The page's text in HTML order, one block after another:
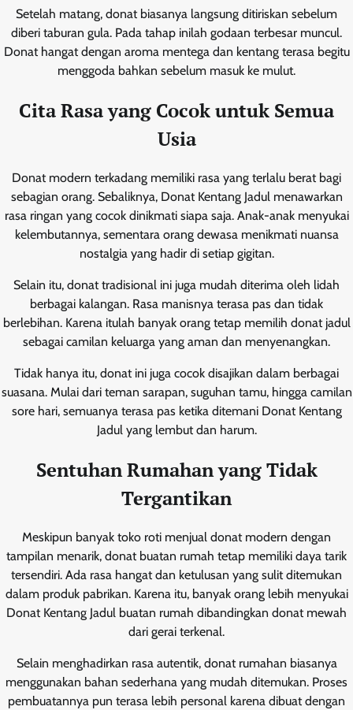
Setelah matang, donat biasanya langsung ditiriskan sebelum
diberi taburan gula. Pada tahap inilah godaan terbesar muncul.
Donat hangat dengan aroma mentega dan kentang terasa begitu
menggoda bahkan sebelum masuk ke mulut.
Cita Rasa yang Cocok untuk Semua
Usia
Donat modern terkadang memiliki rasa yang terlalu berat bagi
sebagian orang. Sebaliknya, Donat Kentang Jadul menawarkan
rasa ringan yang cocok dinikmati siapa saja. Anak-anak menyukai
kelembutannya, sementara orang dewasa menikmati nuansa
nostalgia yang hadir di setiap gigitan.
Selain itu, donat tradisional ini juga mudah diterima oleh lidah
berbagai kalangan. Rasa manisnya terasa pas dan tidak
berlebihan. Karena itulah banyak orang tetap memilih donat jadul
sebagai camilan keluarga yang aman dan menyenangkan.
Tidak hanya itu, donat ini juga cocok disajikan dalam berbagai
suasana. Mulai dari teman sarapan, suguhan tamu, hingga camilan
sore hari, semuanya terasa pas ketika ditemani Donat Kentang
Jadul yang lembut dan harum.
Sentuhan Rumahan yang Tidak
Tergantikan
Meskipun banyak toko roti menjual donat modern dengan
tampilan menarik, donat buatan rumah tetap memiliki daya tarik
tersendiri. Ada rasa hangat dan ketulusan yang sulit ditemukan
dalam produk pabrikan. Karena itu, banyak orang lebih menyukai
Donat Kentang Jadul buatan rumah dibandingkan donat mewah
dari gerai terkenal.
Selain menghadirkan rasa autentik, donat rumahan biasanya
menggunakan bahan sederhana yang mudah ditemukan. Proses
pembuatannya pun terasa lebih personal karena dibuat dengan